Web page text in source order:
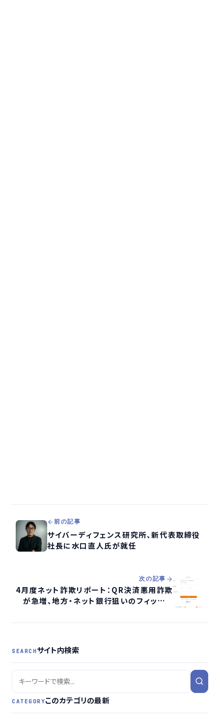
前の記事
サイバーディフェンス研究所、新代表取締役
社長に水口直人氏が就任
次の記事
4月度ネット詐欺リポート：QR決済悪用詐欺
が急増、地方・ネット銀行狙いのフィッシン
SEARCHサイト内検索
CATEGORYこのカテゴリの最新